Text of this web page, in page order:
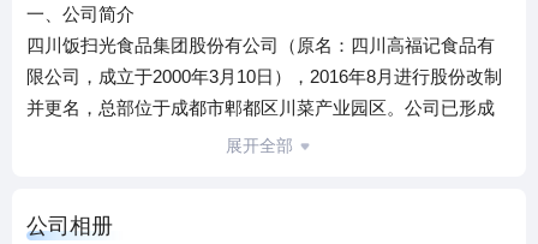
一、公司简介
四川饭扫光食品集团股份有公司（原名：四川高福记食品有
限公司，成立于2000年3月10日），2016年8月进行股份改制
并更名，总部位于成都市郫都区川菜产业园区。公司已形成
集佐餐菜品、创新休闲美食、川菜复合调味料研发、生产、
油小菜加工厂，总占地面积300余亩，拥有多条国内现代化、
展开全部
公司相册